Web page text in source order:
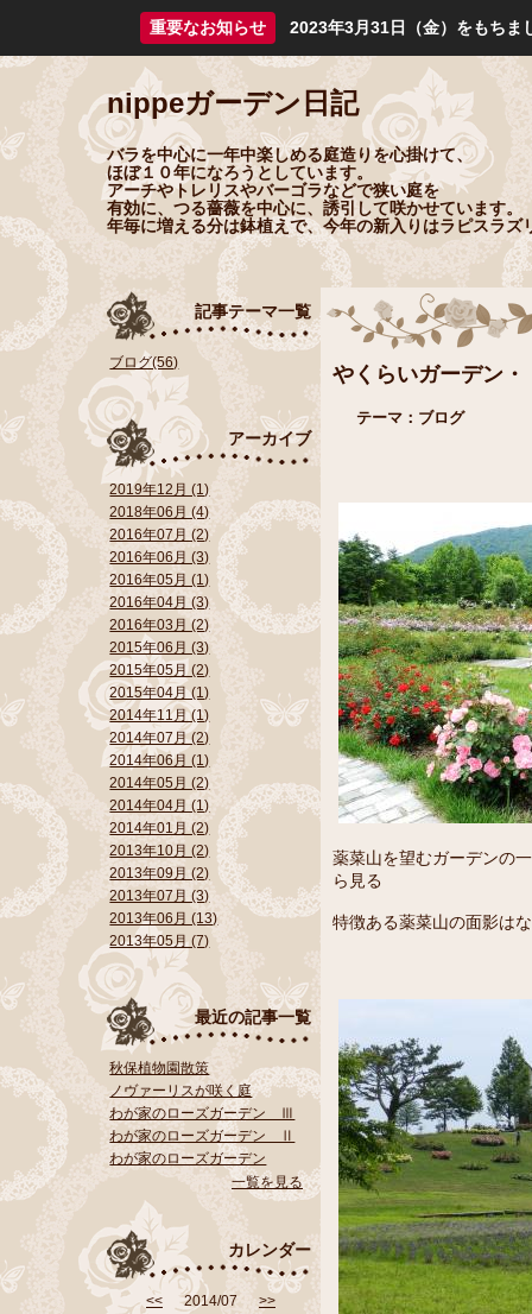
重要なお知らせ 2023年3月31日（金）をもちま
nippeガーデン日記
バラを中心に一年中楽しめる庭造りを心掛けて、
ほぼ１０年になろうとしています。
アーチやトレリスやバーゴラなどで狭い庭を
有効に、つる薔薇を中心に、誘引して咲かせています。
年毎に増える分は鉢植えで、今年の新入りはラピスラズ
やくらいガーデン・
テーマ： ブログ
薬菜山を望むガーデンの
ら見る
特徴ある薬菜山の面影は
記事テーマ一覧
ブログ(56)
アーカイブ
2019年12月 (1)
2018年06月 (4)
2016年07月 (2)
2016年06月 (3)
2016年05月 (1)
2016年04月 (3)
2016年03月 (2)
2015年06月 (3)
2015年05月 (2)
2015年04月 (1)
2014年11月 (1)
2014年07月 (2)
2014年06月 (1)
2014年05月 (2)
2014年04月 (1)
2014年01月 (2)
2013年10月 (2)
2013年09月 (2)
2013年07月 (3)
2013年06月 (13)
2013年05月 (7)
最近の記事一覧
秋保植物園散策
ノヴァーリスが咲く庭
わが家のローズガーデン Ⅲ
わが家のローズガーデン Ⅱ
わが家のローズガーデン
一覧を見る
カレンダー
<< 2014/07 >>